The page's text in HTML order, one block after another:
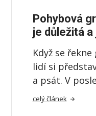
Pohybová
je důležitá
Když se
lidí si
a psát. V
celý článek